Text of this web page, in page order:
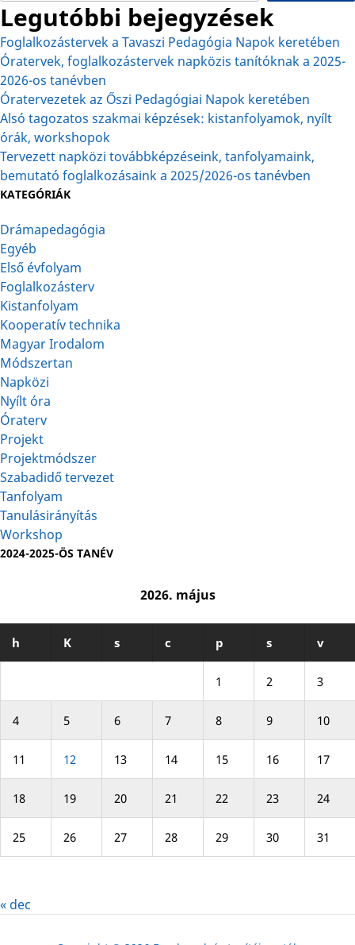
Legutóbbi bejegyzések
Foglalkozástervek a Tavaszi Pedagógia Napok keretében
Óratervek, foglalkozástervek napközis tanítóknak a 2025-
2026-os tanévben
Óratervezetek az Őszi Pedagógiai Napok keretében
Alsó tagozatos szakmai képzések: kistanfolyamok, nyílt
órák, workshopok
Tervezett napközi továbbképzéseink, tanfolyamaink,
bemutató foglalkozásaink a 2025/2026-os tanévben
KATEGÓRIÁK
Drámapedagógia
Egyéb
Első évfolyam
Foglalkozásterv
Kistanfolyam
Kooperatív technika
Magyar Irodalom
Módszertan
Napközi
Nyílt óra
Óraterv
Projekt
Projektmódszer
Szabadidő tervezet
Tanfolyam
Tanulásirányítás
Workshop
2024-2025-ÖS TANÉV
2026. május
h K s c p s v
1 2 3
4 5 6 7 8 9 10
11 12 13 14 15 16 17
18 19 20 21 22 23 24
25 26 27 28 29 30 31
« dec